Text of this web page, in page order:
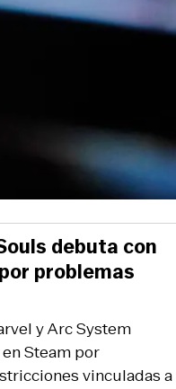
y Arc System
Steam por
vinculadas a
debuta con
problemas